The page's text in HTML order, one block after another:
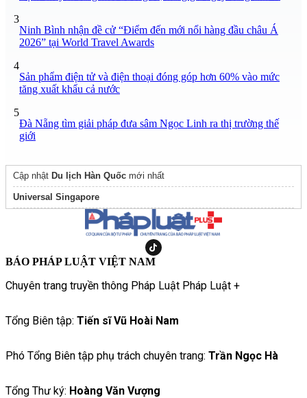
3
Ninh Bình nhận đề cử “Điểm đến mới nổi hàng đầu châu Á
2026” tại World Travel Awards
4
Sản phẩm điện tử và điện thoại đóng góp hơn 60% vào mức
tăng xuất khẩu cả nước
5
Đà Nẵng tìm giải pháp đưa sâm Ngọc Linh ra thị trường thế
giới
Cập nhật Du lịch Hàn Quốc mới nhất
Universal Singapore
BÁO PHÁP LUẬT VIỆT NAM
Chuyên trang truyền thông Pháp Luật Pháp Luật +
Tổng Biên tập: Tiến sĩ Vũ Hoài Nam
Phó Tổng Biên tập phụ trách chuyên trang: Trần Ngọc Hà
Tổng Thư ký: Hoàng Văn Vượng